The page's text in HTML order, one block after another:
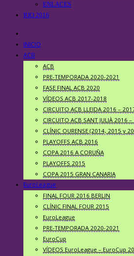
ENLACES
RIO 2016
INICIO
ACB
ACB
PRE-TEMPORADA 2020-2021
FASE FINAL ACB 2020
VÍDEOS ACB 2017-2018
CIRCUITO ACB LLEIDA 2016 –
CIRCUITO ACB SANT JULIÀ 2016
CLÍNIC OURENSE (2014, 2015 y
PLAYOFFS ACB 2016
COPA 2016 A CORUÑA
PLAYOFFS 2015
COPA 2015 GRAN CANARIA
EuroLeague
FINAL FOUR 2016 BERLIN
CLÍNIC FINAL FOUR 2015
EuroLeague
PRE-TEMPORADA 2020-2021
EuroCup
VÍDEOS EuroLeague – EuroCup